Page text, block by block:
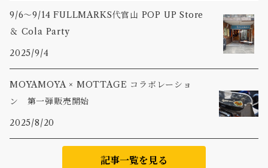
9/6〜9/14 FULLMARKS代官山 POP UP Store
＆ Cola Party
2025/9/4
MOYAMOYA × MOTTAGE コラボレーショ
ン 第一弾販売開始
2025/8/20
記事一覧を見る